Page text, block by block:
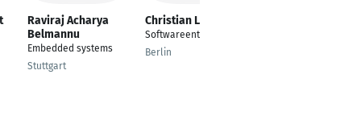
Raviraj Acharya
Belmannu
Embedded systems
Stuttgart
Christian Lange
Softwareentwickler
Berlin